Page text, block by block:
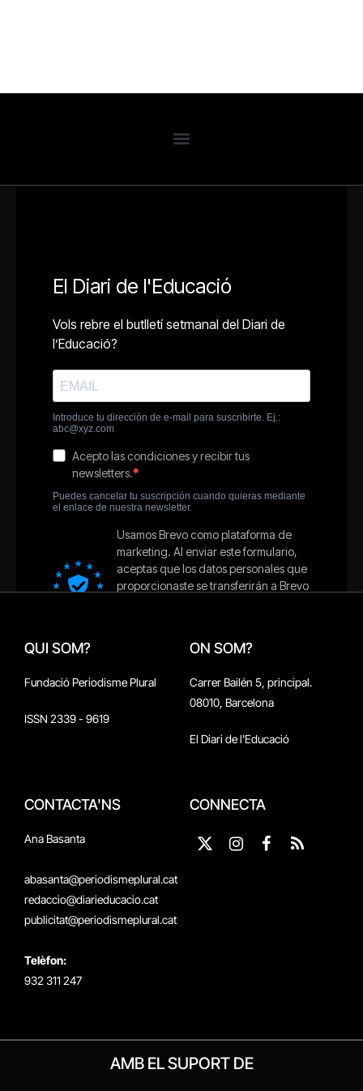
QUI SOM?
Fundació Periodisme Plural
ISSN 2339 - 9619
ON SOM?
Carrer Bailén 5, principal.
08010, Barcelona
El Diari de l'Educació
CONTACTA'NS
Ana Basanta
abasanta@periodismeplural.cat
redaccio@diarieducacio.cat
publicitat@periodismeplural.cat
Telèfon:
932 311 247
CONNECTA
X
Instagram
Facebook
RSS
AMB EL SUPORT DE